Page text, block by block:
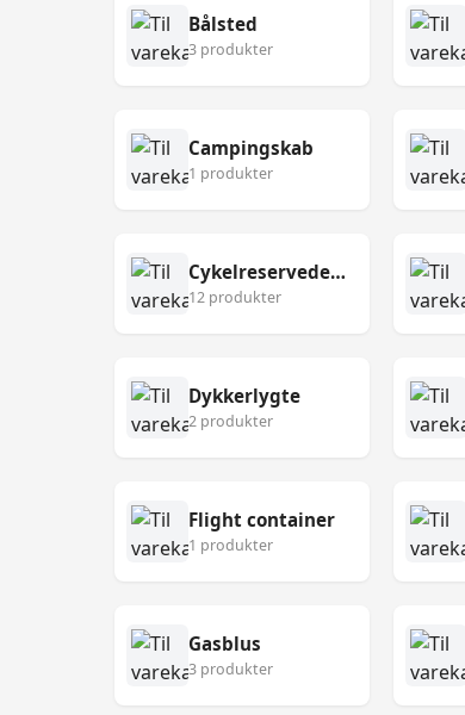
Bålsted
3 produkter
Campingskab
1 produkter
Cykelreservedele
12 produkter
Dykkerlygte
2 produkter
Flight container
1 produkter
Gasblus
3 produkter